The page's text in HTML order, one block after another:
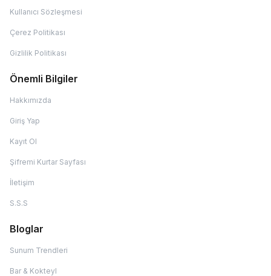
Kullanıcı Sözleşmesi
Çerez Politikası
Gizlilik Politikası
Önemli Bilgiler
Hakkımızda
Giriş Yap
Kayıt Ol
Şifremi Kurtar Sayfası
İletişim
S.S.S
Bloglar
Sunum Trendleri
Bar & Kokteyl